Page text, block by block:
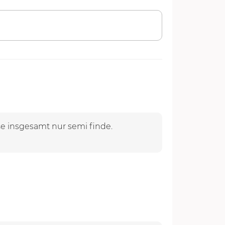
insgesamt nur semi finde.